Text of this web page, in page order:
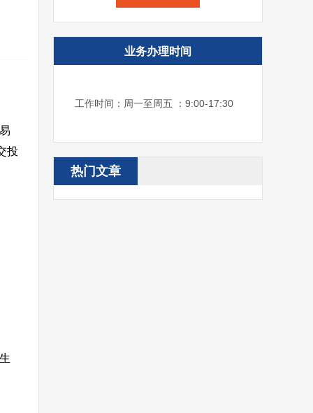
投
业务办理时间
工作时间：周一至周五 ：9:00-17:30
热门文章